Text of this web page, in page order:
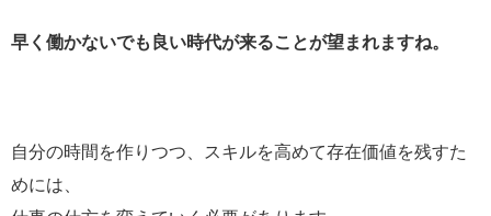
早く働かないでも良い時代が来ることが望まれますね。
自分の時間を作りつつ、スキルを高めて存在価値を残すた
めには、